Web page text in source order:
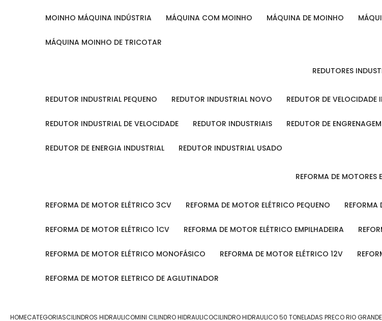
MOINHO MÁQUINA INDÚSTRIA MÁQUINA COM MOINHO MÁQUINA DE MOINHO
MÁQUINA MOINHO DE TRICOTAR
REDUTORES
REDUTOR INDUSTRIAL PEQUENO REDUTOR INDUSTRIAL NOVO REDUTOR DE VELOCIDADE
REDUTOR INDUSTRIAL DE VELOCIDADE REDUTOR INDUSTRIAIS REDUTOR DE
REDUTOR DE ENERGIA INDUSTRIAL REDUTOR INDUSTRIAL USADO
REFORMA DE MOTORES
REFORMA DE MOTOR ELÉTRICO 3CV REFORMA DE MOTOR ELÉTRICO PEQUENO
REFORMA DE MOTOR ELÉTRICO 1CV REFORMA DE MOTOR ELÉTRICO EMPILHADEIRA
REFORMA DE MOTOR ELÉTRICO MONOFÁSICO REFORMA DE MOTOR ELÉTRICO 12V
REFORMA DE MOTOR ELETRICO DE AGLUTINADOR
HOMECATEGORIASCILINDROS HIDRAULICOMINI CILINDRO HIDRAULICOCILINDRO HIDRAULICO 50 TONELADAS PRECO RIO